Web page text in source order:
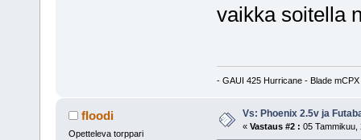
vaikka soitella
- GAUI 425 Hurricane - Blade
floodi
Opetteleva torppari
Vs: Phoenix 2.5v ja
« Vastaus #2 : 05 Tammikuu,